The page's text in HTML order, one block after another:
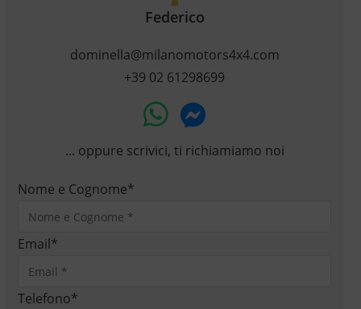
Federico
dominella@milanomotors4x4.com
+39 02 61298699
... oppure scrivici, ti richiamiamo noi
Nome e Cognome*
Email*
Telefono*